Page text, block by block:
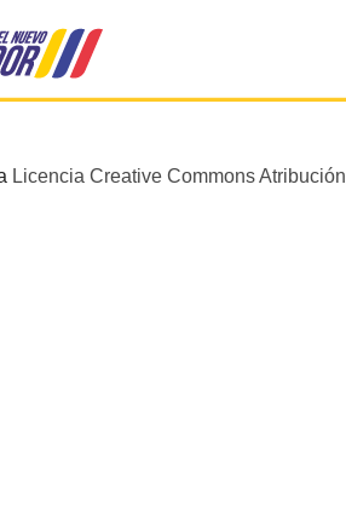
Licencia Creative Commons